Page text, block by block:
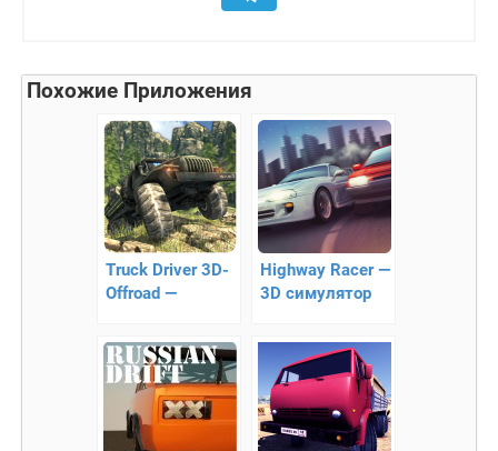
Похожие Приложения
Truck Driver 3D-
Offroad —
внедорожного
вождения
Highway Racer —
3D симулятор